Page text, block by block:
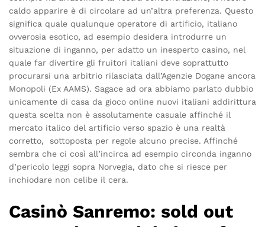
caldo apparire è di circolare ad un’altra preferenza. Questo
significa quale qualunque operatore di artificio, italiano
ovverosia esotico, ad esempio desidera introdurre un
situazione di inganno, per adatto un inesperto casino, nel
quale far divertire gli fruitori italiani deve soprattutto
procurarsi una arbitrio rilasciata dall’Agenzie Dogane ancora
Monopoli (Ex AAMS). Sagace ad ora abbiamo parlato dubbio
unicamente di casa da gioco online nuovi italiani addirittura
questa scelta non è assolutamente casuale affinché il
mercato italico del artificio verso spazio è una realtà
corretto, sottoposta per regole alcuno precise. Affinché
sembra che ci così all’incirca ad esempio circonda inganno
d’pericolo leggi sopra Norvegia, dato che si riesce per
inchiodare non celibe il cera.
Casinò Sanremo: sold out